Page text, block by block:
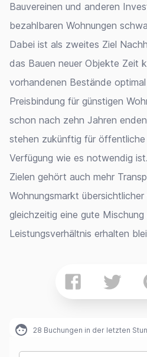
Bauvereinen und anderen
bezahlbaren Wohnungen
Dabei ist als zweites Ziel
das Bauen neuer Objekte Zeit
vorhandenen Bestände
Preisbindung für günstigen
schon nach zehn Jahren
stehen zukünftig für
Verfügung wie es notwendig
Zielen gehört auch mehr
Wohnungsmarkt
gleichzeitig eine gute
Leistungsverhältnis erhalten
28 Buchungen in der letzten